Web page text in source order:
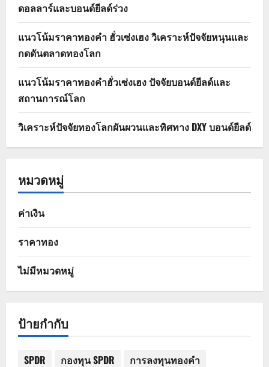
ดอลลาร์และบอนด์ยีลด์ร่วง
แนวโน้มราคาทองคำ ฮั่วเซ่งเฮง วิเคราะห์ปัจจัยหนุนและ
กดดันตลาดทองโลก
แนวโน้มราคาทองคำฮั่วเซ่งเฮง ปัจจัยบอนด์ยีลด์และ
สถานการณ์โลก
วิเคราะห์ปัจจัยทองโลกผันผวนและทิศทาง DXY บอนด์ยีลด์
หมวดหมู่
ค่าเงิน
ราคาทอง
ไม่มีหมวดหมู่
ป้ายกำกับ
SPDR กองทุน SPDR การลงทุนทองคำ